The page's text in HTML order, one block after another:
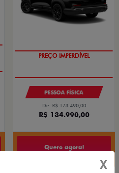
PREÇO IMPERDÍVEL
PESSOA FÍSICA
De: R$ 173.490,00
R$ 134.990,00
Quero agora!
X